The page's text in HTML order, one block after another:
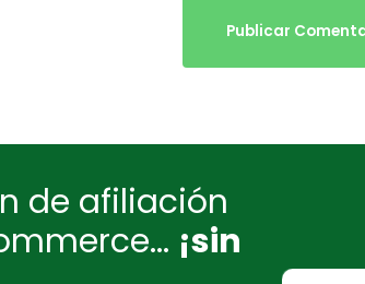
Publicar
de afiliación
¡sin